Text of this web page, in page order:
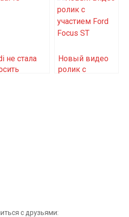
не стала
Новый видео
ролик с
с друзьями: